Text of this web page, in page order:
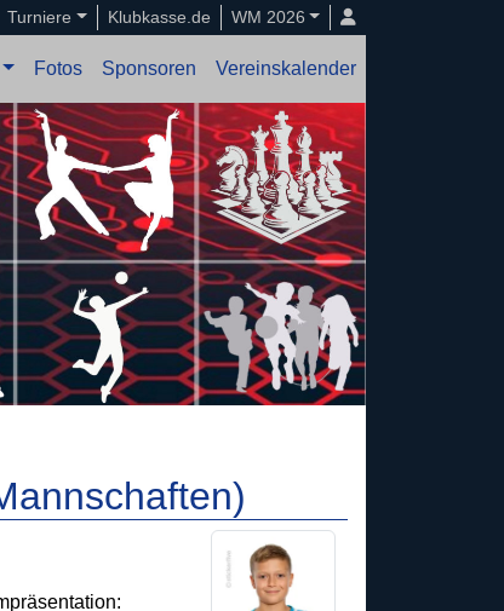
Turniere Klubkasse.de WM 2026
Fotos Sponsoren Vereinskalender